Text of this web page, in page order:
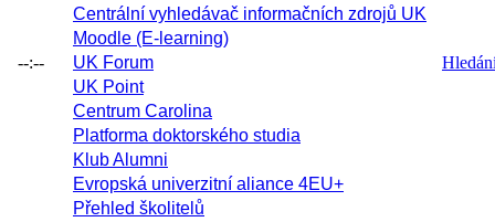
--:--
Centrální vyhledávač informačních zdrojů UK
Moodle (E-learning)
UK Forum
UK Point
Centrum Carolina
Platforma doktorského studia
Klub Alumni
Evropská univerzitní aliance 4EU+
Přehled školitelů